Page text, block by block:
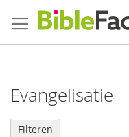
naar
de
inhoud
Evangelisatie
Filteren